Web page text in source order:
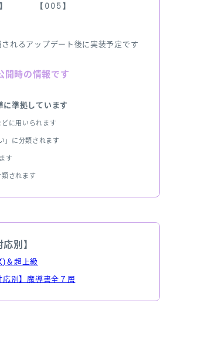
【005】
れるアップデート後に実装予定です
開時の情報です
準拠しています
に用いられます
」に分類されます
す
されます
別】
)＆超上級
別】魔導書全７層